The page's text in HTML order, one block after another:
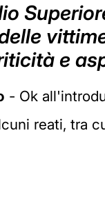
e
- Ok
reati, tra